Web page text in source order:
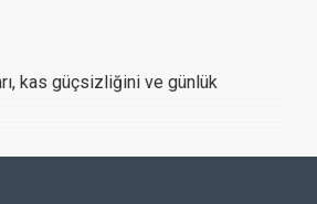
kas güçsizliğini ve günlük